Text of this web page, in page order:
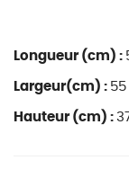
Longueur (cm) :
Largeur(cm) : 55
Hauteur (cm) :